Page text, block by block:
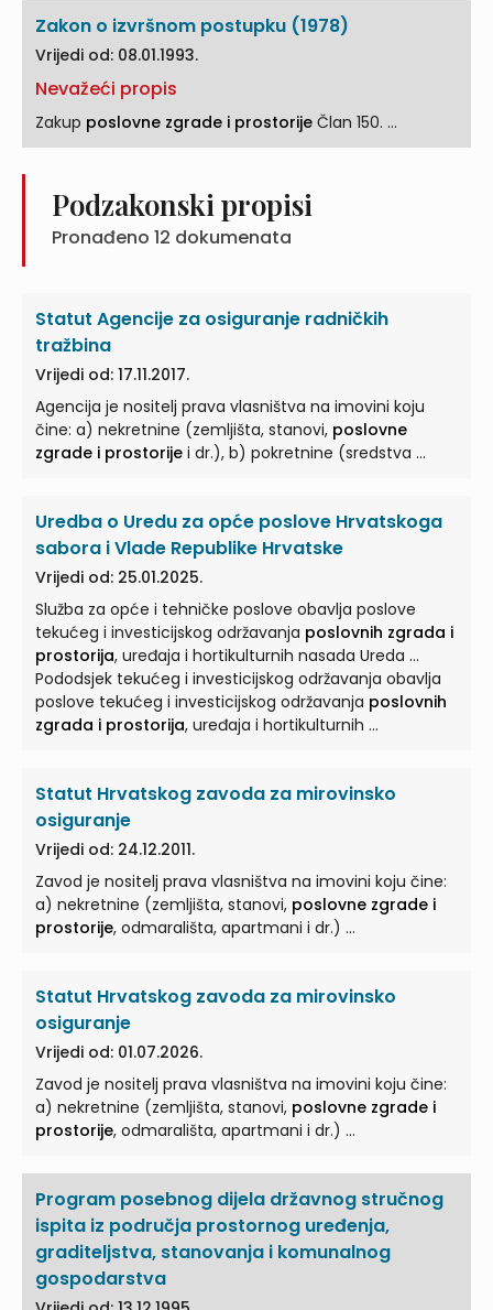
Zakon o izvršnom postupku (1978)
Vrijedi od: 08.01.1993.
Nevažeći propis
Zakup poslovne zgrade i prostorije Član 150. ...
Podzakonski propisi
Pronađeno 12 dokumenata
Statut Agencije za osiguranje radničkih
tražbina
Vrijedi od: 17.11.2017.
Agencija je nositelj prava vlasništva na imovini koju
čine: a) nekretnine (zemljišta, stanovi, poslovne
zgrade i prostorije i dr.), b) pokretnine (sredstva ...
Uredba o Uredu za opće poslove Hrvatskoga
sabora i Vlade Republike Hrvatske
Vrijedi od: 25.01.2025.
Služba za opće i tehničke poslove obavlja poslove
tekućeg i investicijskog održavanja poslovnih zgrada i
prostorija, uređaja i hortikulturnih nasada Ureda ...
Pododsjek tekućeg i investicijskog održavanja obavlja
poslove tekućeg i investicijskog održavanja poslovnih
zgrada i prostorija, uređaja i hortikulturnih ...
Statut Hrvatskog zavoda za mirovinsko
osiguranje
Vrijedi od: 24.12.2011.
Zavod je nositelj prava vlasništva na imovini koju čine:
a) nekretnine (zemljišta, stanovi, poslovne zgrade i
prostorije, odmarališta, apartmani i dr.) ...
Statut Hrvatskog zavoda za mirovinsko
osiguranje
Vrijedi od: 01.07.2026.
Zavod je nositelj prava vlasništva na imovini koju čine:
a) nekretnine (zemljišta, stanovi, poslovne zgrade i
prostorije, odmarališta, apartmani i dr.) ...
Program posebnog dijela državnog stručnog
ispita iz područja prostornog uređenja,
graditeljstva, stanovanja i komunalnog
gospodarstva